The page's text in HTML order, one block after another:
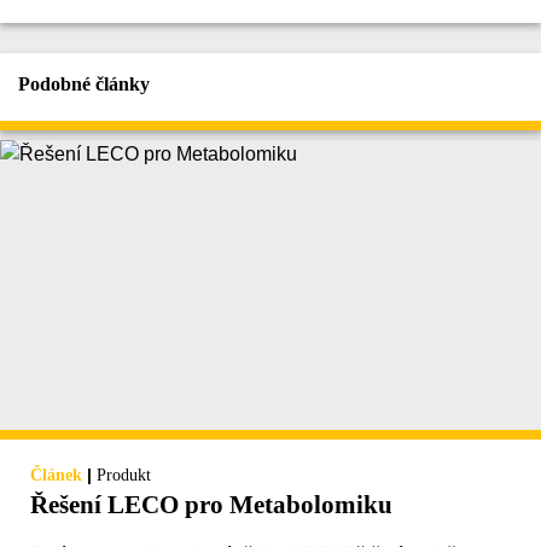
Podobné články
Článek | Produkt
Řešení LECO pro Metabolomiku